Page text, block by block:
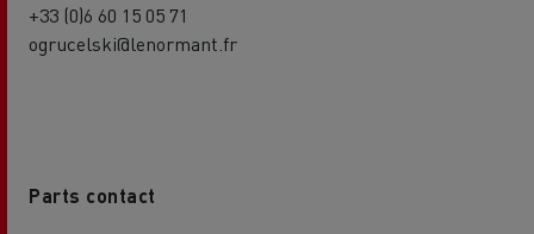
+33 (0)6 60 15 05 71
ogrucelski@lenormant.fr
Parts contact